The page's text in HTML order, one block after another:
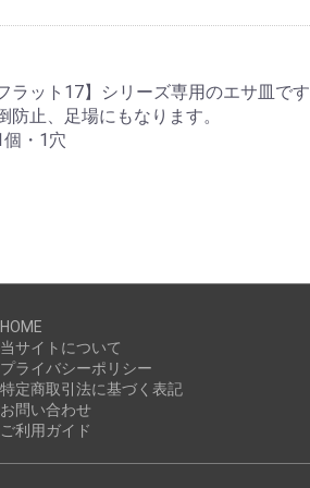
フラット17】シリーズ専用のエサ皿です
防止、足場にもなります。
・1穴
HOME
当サイトについて
プライバシーポリシー
特定商取引法に基づく表記
お問い合わせ
ご利用ガイド